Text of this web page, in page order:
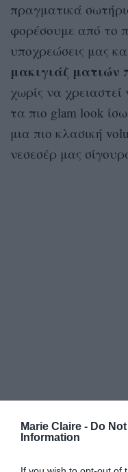
Marie Claire - Do
Information
πραγματικά
φορέσουμε από το
υποχρεώσεις μας
μακιγιάζ ματιών
χωρίς να
τα πιο glam look
μια πιο κλασική
νεσεσέρ μας